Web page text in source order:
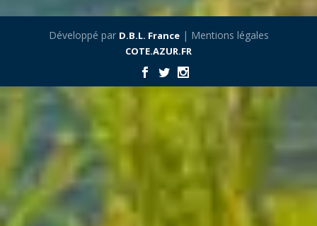
Développé par D.B.L. France| Mentions légales
COTE.AZUR.FR